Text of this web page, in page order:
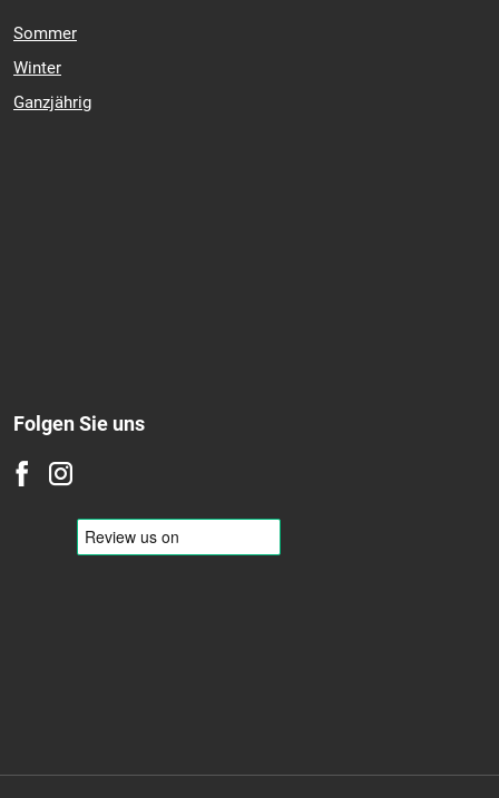
Sommer
Winter
Ganzjährig
Folgen Sie uns